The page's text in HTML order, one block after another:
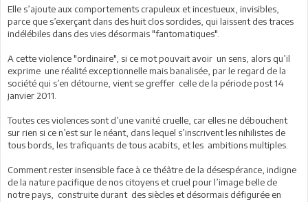
Elle s’ajoute aux comportements crapuleux et incestueux, invisibles,
parce que s’exerçant dans des huit clos sordides, qui laissent des traces
indélébiles dans des vies désormais "fantomatiques".
A cette violence "ordinaire", si ce mot pouvait avoir un sens, alors qu’il
exprime une réalité exceptionnelle mais banalisée, par le regard de la
société qui s’en détourne, vient se greffer celle de la période post 14
janvier 2011.
Toutes ces violences sont d’une vanité cruelle, car elles ne débouchent
sur rien si ce n’est sur le néant, dans lequel s’inscrivent les nihilistes de
tous bords, les trafiquants de tous acabits, et les ambitions multiples.
Comment rester insensible face à ce théâtre de la désespérance, indigne
de la nature pacifique de nos citoyens et cruel pour l’image belle de
notre pays, construite durant des siècles et désormais défigurée en